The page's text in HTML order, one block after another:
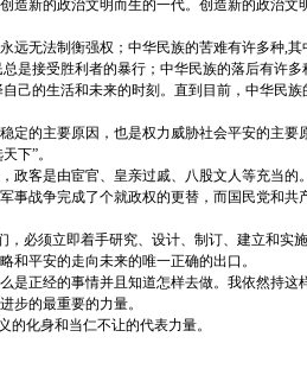
新的政治文明而生的一代。创造新的政治文
无法制衡强权；中华民族的苦难有许多种,其
是接受胜利者的暴行；中华民族的落后有许
己的生活和未来的时刻。直到目前，中华民
的主要原因，也是权力威胁社会平安的主要
下”。
客是由宦官、皇亲过戚、八股文人等充当的
事战争完成了个就政权的更替，而国民党和共
必须立即着手研究、设计、制订、建立和实
和平安的走向未来的唯一正确的出口。
正经的事情并且知道怎样去做。我依然持这
步的最重要的力量。
化身和当仁不让的代表力量。